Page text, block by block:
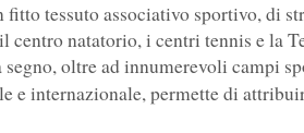
fitto tessuto associativo sportivo, di
centro natatorio, i centri tennis e la
oltre ad innumerevoli campi
e internazionale, permette di